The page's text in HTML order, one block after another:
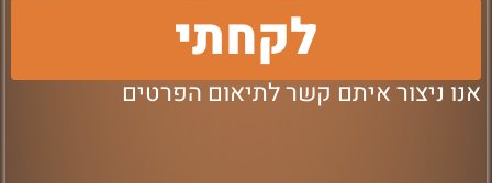
לקחתי
אנו ניצור איתם קשר לתיאום הפרטים